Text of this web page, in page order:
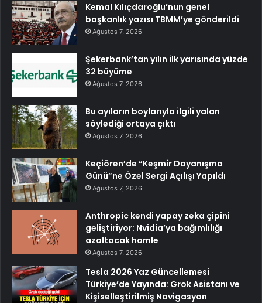
Kemal Kılıçdaroğlu’nun genel
başkanlık yazısı TBMM’ye gönderildi
Ağustos 7, 2026
Şekerbank’tan yılın ilk yarısında yüzde
32 büyüme
Ağustos 7, 2026
Bu ayıların boylarıyla ilgili yalan
söylediği ortaya çıktı
Ağustos 7, 2026
Keçiören’de “Keşmir Dayanışma
Günü”ne Özel Sergi Açılışı Yapıldı
Ağustos 7, 2026
Anthropic kendi yapay zeka çipini
geliştiriyor: Nvidia’ya bağımlılığı
azaltacak hamle
Ağustos 7, 2026
Tesla 2026 Yaz Güncellemesi
Türkiye’de Yayında: Grok Asistanı ve
Kişiselleştirilmiş Navigasyon